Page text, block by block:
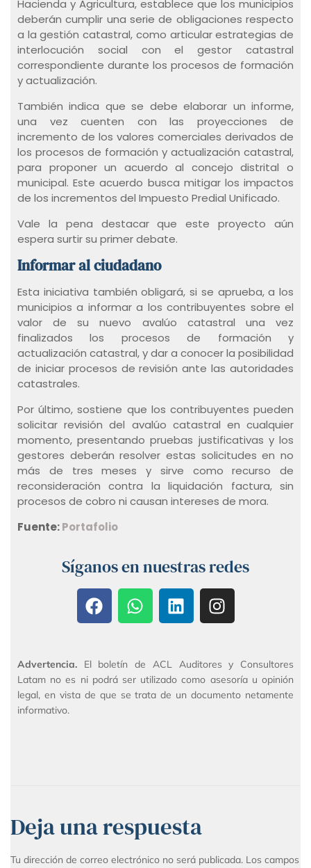
Hacienda y Agricultura, establece que los municipios
deberán cumplir una serie de obligaciones respecto
a la gestión catastral, como articular estrategias de
interlocución social con el gestor catastral
correspondiente durante los procesos de formación
y actualización.
También indica que se debe elaborar un informe,
una vez cuenten con las proyecciones de
incremento de los valores comerciales derivados de
los procesos de formación y actualización catastral,
para proponer un acuerdo al concejo distrital o
municipal. Este acuerdo busca mitigar los impactos
de los incrementos del Impuesto Predial Unificado.
Vale la pena destacar que este proyecto aún
espera surtir su primer debate.
Informar al ciudadano
Esta iniciativa también obligará, si se aprueba, a los
municipios a informar a los contribuyentes sobre el
valor de su nuevo avalúo catastral una vez
finalizados los procesos de formación y
actualización catastral, y dar a conocer la posibilidad
de iniciar procesos de revisión ante las autoridades
catastrales.
Por último, sostiene que los contribuyentes pueden
solicitar revisión del avalúo catastral en cualquier
momento, presentando pruebas justificativas y los
gestores deberán resolver estas solicitudes en no
más de tres meses y sirve como recurso de
reconsideración contra la liquidación factura, sin
procesos de cobro ni causan intereses de mora.
Fuente:Portafolio
Síganos en nuestras redes
Advertencia. El boletín de ACL Auditores y Consultores
Latam no es ni podrá ser utilizado como asesoría u opinión
legal, en vista de que se trata de un documento netamente
informativo.
Deja una respuesta
Tu dirección de correo electrónico no será publicada. Los campos